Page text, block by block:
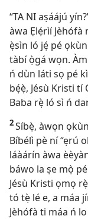
“TA NI aṣáájú
àwa Ẹlẹ́rìí
ẹ̀sìn ló jẹ́ pé
tàbí ọ̀gá wọn.
ń dùn láti sọ pé
bẹ́ẹ̀, Jésù Kristi
Baba rẹ̀ ló sì ń
2Síbẹ̀, àwọn
Bíbélì pè ní “ẹrú
láàárín àwa
báwo la ṣe mọ̀
Jésù Kristi ọmọ
tó tẹ̀ lé e, a máa
Jèhófà ti máa ń